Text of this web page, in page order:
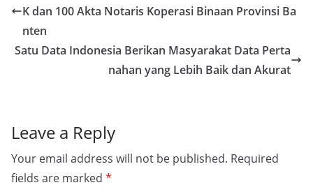
K dan 100 Akta Notaris Koperasi Binaan Provinsi Ba
nten
Satu Data Indonesia Berikan Masyarakat Data Perta
nahan yang Lebih Baik dan Akurat
Leave a Reply
Your email address will not be published. Required
fields are marked *